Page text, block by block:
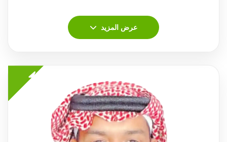
عرض المزيد